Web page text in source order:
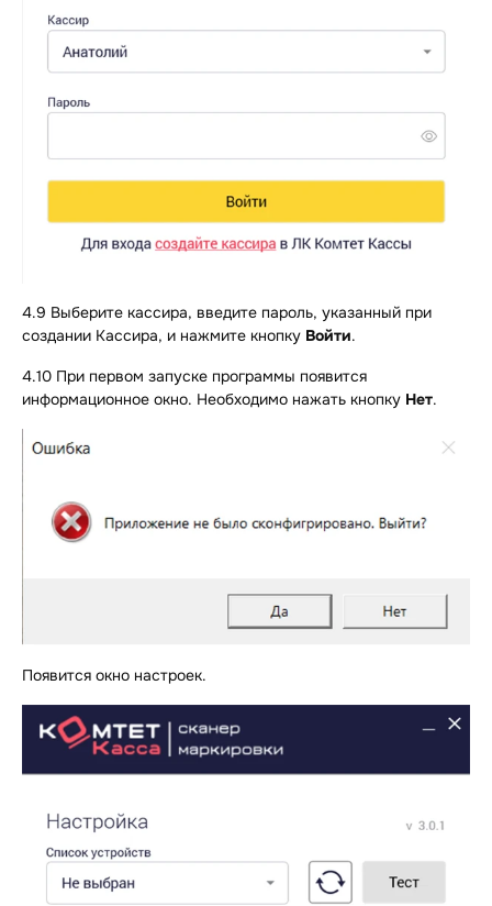
4.9 Выберите кассира, введите пароль, указанный при
создании Кассира, и нажмите кнопку Войти.
4.10 При первом запуске программы появится
информационное окно. Необходимо нажать кнопку Нет.
Появится окно настроек.